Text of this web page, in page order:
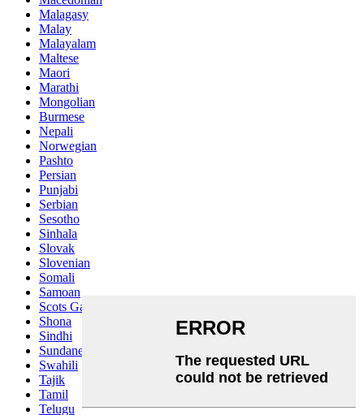
Malagasy
Malay
Malayalam
Maltese
Maori
Marathi
Mongolian
Burmese
Nepali
Norwegian
Pashto
Persian
Punjabi
Serbian
Sesotho
Sinhala
Slovak
Slovenian
Somali
Samoan
Scots Gaelic
Shona
Sindhi
Sundanese
Swahili
Tajik
Tamil
Telugu